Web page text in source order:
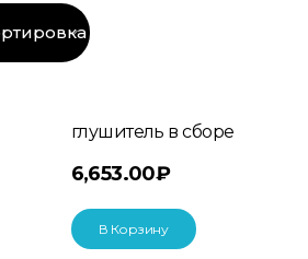
глушитель в сборе
6,653.00₽
В Корзину